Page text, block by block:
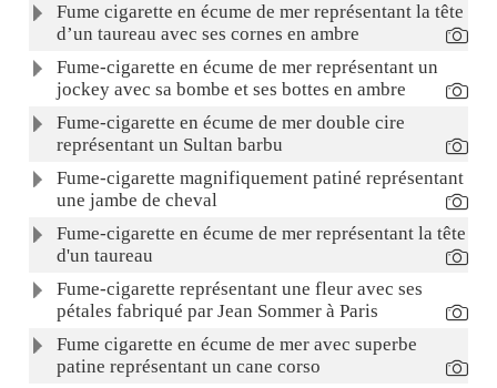
Fume cigarette en écume de mer représentant la tête
d’un taureau avec ses cornes en ambre
Fume-cigarette en écume de mer représentant un
jockey avec sa bombe et ses bottes en ambre
Fume-cigarette en écume de mer double cire
représentant un Sultan barbu
Fume-cigarette magnifiquement patiné représentant
une jambe de cheval
Fume-cigarette en écume de mer représentant la tête
d'un taureau
Fume-cigarette représentant une fleur avec ses
pétales fabriqué par Jean Sommer à Paris
Fume cigarette en écume de mer avec superbe
patine représentant un cane corso